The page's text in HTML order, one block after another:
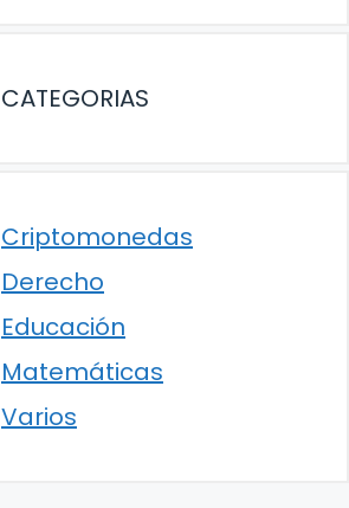
CATEGORIAS
Criptomonedas
Derecho
Educación
Matemáticas
Varios